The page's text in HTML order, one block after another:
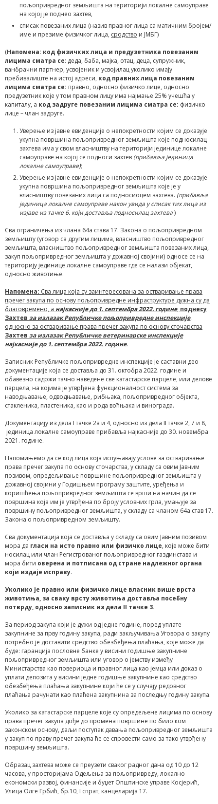
пољопривредног земљишта на територији локалне самоуправе
на којој је поднео захтев,
списак повезаних лица (назив правног лица са матичним бројем/
име и презиме физичког лица, сродство и ЈМБГ)
(Напомена: код физичких лица и предузетника повезаним
лицима сматра се: деда, баба, мајка, отац, деца, супружник,
ванбрачни партнер, усвојеник и усвојилац уколико имају
пребивалиште на истој адреси, код правних лица повезаним
лицима сматра се: правно, односно физичко лице, односно
предузетник које у том правном лицу има најмање 25% учешћа у
капиталу, а код задруге повезаним лицима сматра се: физичко
лице – члан задруге.
Уверење из јавне евиденције о непокретности којим се доказује
укупна површина пољопривредног земљишта које подносилац
захтева има у свом власништву на територији јединице локалне
самоуправе на којој се подноси захтев (прибавља јединица
локалне самоуправе);
Уверење из јавне евиденције о непокретности којим се доказује
укупна површина пољопривредног земљишта које је у
власништву повезаних лица са подносиоцем захтева. (прибавља
јединица локалне самоуправе након увида у списак тих лица из
изјаве из тачке 6. којидоставља подносилац захтева)
Сва ограничења из члана 64а става 17. Закона о пољопривредном
земљишту (уговор са другим лицима, власништво пољопривредног
земљишта, власништво пољопривредног земљишта повезаних лица,
закуп пољопривредног земљишта у државној својини) односе се на
територију јединице локалне самоуправе где се налази објекат,
односно животиње.
Напомена: Сва лица која су заинтересована за остваривање права
пречег закупа по основу пољопривредне инфраструктуре дужна су да
благовремено, а најкасније до 1. септембра 2022. године, поднесу
Захтев за излазак Републичке пољопривредне инспекције,
односно за остваривање права пречег закупа по основу сточарства
Захтев за излазак Републичке ветеринарске инспекције
најкасније до 1. септембра 2022. године.
Записник Републичке пољопривредне инспекције је саставни део
документације која се доставља до 31. октобра 2022. године и
обавезно садржи тачно наведене све катастарске парцеле, или делове
парцела, на којима је утврђена функционалност система за
наводњавање, одводњавање, рибњака, пољопривредног објекта,
стакленика, пластеника, као и рода воћњака и винограда.
Документацију из дела I тачке 2а и 4, односно из дела II тачке 2, 7 и 8,
јединица локалне самоуправе прибавља најкасније до 30. новембра
2021. године.
Напомињемо да се код лица која испуњавају услове за остваривање
права пречег закупа по основу сточарства, у складу са овим Јавним
позивом, опредељивање површине пољопривредног земљишта у
државној својини у Годишњем програму заштите, уређења и
коришћења пољопривредног земљишта се врши на начин да се
површина која им је утврђена по броју условних грла, умањује за
површину пољопривредног земљишта, у складу са чланом 64а став 17.
Закона о пољопривредном земљишту.
Сва документација која се доставља у складу са овим Јавним позивом
мора да гласи на исто правно или физичко лице, које може бити
носилац или члан Регистрованог пољопривредног газдинстава и
мора бити оверена и потписана од стране надлежног органа
који издаје исправу.
Уколико је правно или физичко лице власник више врста
животиња, за сваку врсту животиња доставља посебну
потврду, односно записник из дела II тачке 3.
За период закупа који је дужи од једне године, поред уплате
закупнине за прву годину закупа, ради закључивања Уговора о закупу
потребно је доставити средство обезбеђења плаћања, које може да
буде: гаранција пословне банке у висини годишње закупнине
пољопривредног земљишта или уговор о јемству између
Министарства као повериоца и правног лица као јемца или доказ о
уплати депозита у висини једне годишње закупнине као средство
обезбеђења плаћања закупнине који ће се у случају редовног
плаћања рачунати као плаћена закупнина за последњу годину закупа.
Уколико за катастарске парцеле које су опредељене лицима по основу
права пречег закупа дође до промена површине по било ком
законском основу, даљи поступак давања пољопривредног земљишта
у закуп по праву пречег закупа ће се спровести само за тако утврђену
површину земљишта.
Образац захтева може се преузети сваког радног дана од 10 до 12
часова, у просторијама Одељења за пољопривреду, локално
економски развој, финансије и буџет Општинске управе Косјерић,
Улица Олге Грбић, бр.10, I спрат, канцеларија 17.